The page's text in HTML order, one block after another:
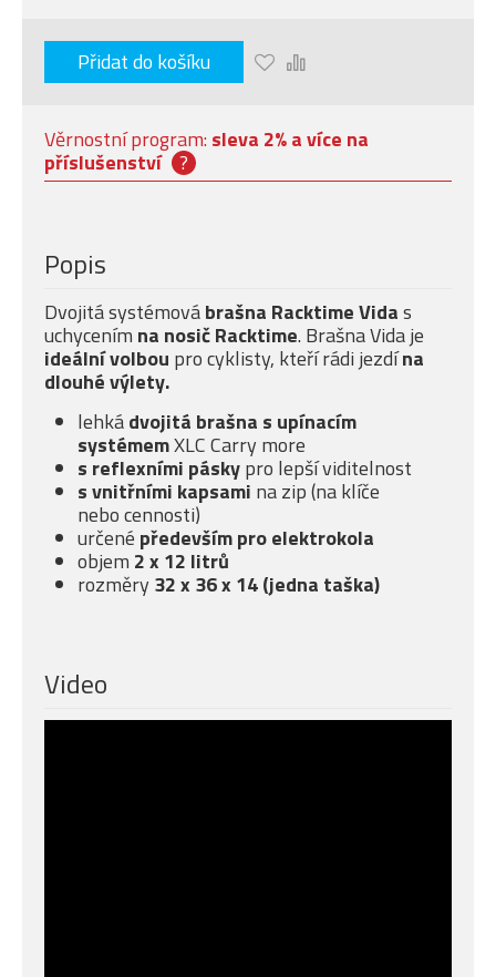
Přidat do košíku
Věrnostní program: sleva 2% a více na
příslušenství ?
Popis
Dvojitá systémovábrašna Racktime Vidas
uchycením na nosič Racktime. Brašna Vida je
ideální volbou pro cyklisty, kteří rádi jezdína
dlouhé výlety.
lehkádvojitá brašna s upínacím
systémemXLC Carry more
s reflexními páskypro lepší viditelnost
s vnitřními kapsami na zip (na klíče
nebo cennosti)
určené především pro elektrokola
objem 2 x 12 litrů
rozměry 32 x 36 x 14 (jedna taška)
Video